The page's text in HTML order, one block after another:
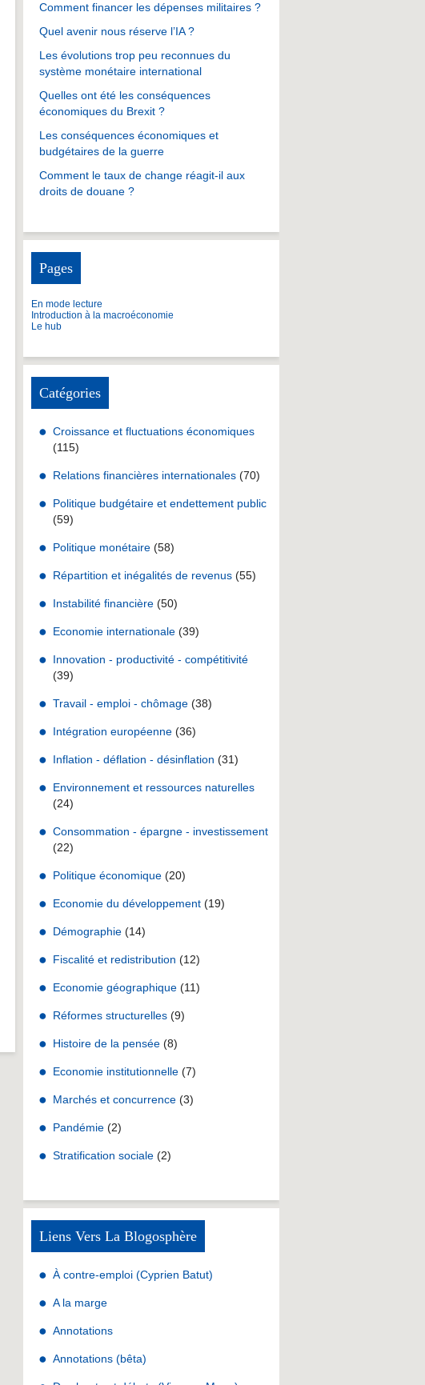
Comment financer les dépenses militaires ?
Quel avenir nous réserve l’IA ?
Les évolutions trop peu reconnues du
système monétaire international
Quelles ont été les conséquences
économiques du Brexit ?
Les conséquences économiques et
budgétaires de la guerre
Comment le taux de change réagit-il aux
droits de douane ?
Pages
En mode lecture
Introduction à la macroéconomie
Le hub
Catégories
Croissance et fluctuations économiques
(115)
Relations financières internationales (70)
Politique budgétaire et endettement public
(59)
Politique monétaire (58)
Répartition et inégalités de revenus (55)
Instabilité financière (50)
Economie internationale (39)
Innovation - productivité - compétitivité
(39)
Travail - emploi - chômage (38)
Intégration européenne (36)
Inflation - déflation - désinflation (31)
Environnement et ressources naturelles
(24)
Consommation - épargne - investissement
(22)
Politique économique (20)
Economie du développement (19)
Démographie (14)
Fiscalité et redistribution (12)
Economie géographique (11)
Réformes structurelles (9)
Histoire de la pensée (8)
Economie institutionnelle (7)
Marchés et concurrence (3)
Pandémie (2)
Stratification sociale (2)
Liens Vers La Blogosphère
À contre-emploi (Cyprien Batut)
A la marge
Annotations
Annotations (bêta)